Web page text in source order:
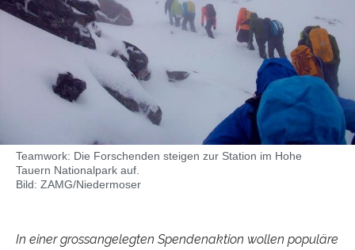
Teamwork: Die Forschenden steigen zur Station im Hohe
Tauern Nationalpark auf.
Bild: ZAMG/Niedermoser
In einer grossangelegten Spendenaktion wollen populäre